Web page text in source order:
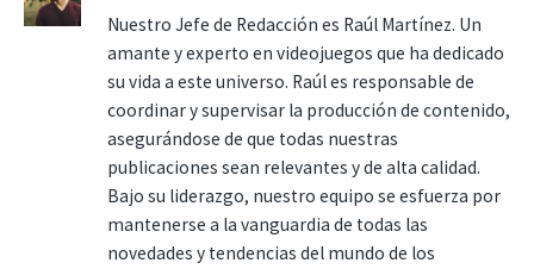
Nuestro Jefe de Redacción es Raúl Martínez. Un
amante y experto en videojuegos que ha dedicado
su vida a este universo. Raúl es responsable de
coordinar y supervisar la producción de contenido,
asegurándose de que todas nuestras
publicaciones sean relevantes y de alta calidad.
Bajo su liderazgo, nuestro equipo se esfuerza por
mantenerse a la vanguardia de todas las
novedades y tendencias del mundo de los